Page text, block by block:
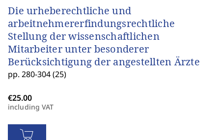
Die urheberechtliche und
arbeitnehmererfindungsrechtliche
Stellung der wissenschaftlichen
Mitarbeiter unter besonderer
Berücksichtigung der angestellten Ärzte
pp. 280-304 (25)
including VAT